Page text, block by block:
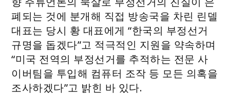
폐되는 것에 분개해 직접 방송국을 차린 린델
대표는 당시 황 대표에게 “한국의 부정선거
규명을 돕겠다”고 적극적인 지원을 약속하며
“미국 전역의 부정선거를 추적하는 전문 사
이버팀을 투입해 컴퓨터 조작 등 모든 의혹을
조사하겠다”고 밝힌 바 있다.